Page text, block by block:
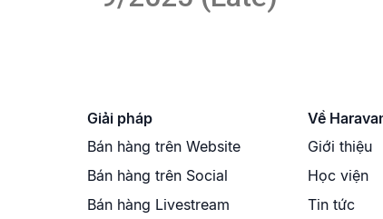
Giải pháp
Bán hàng trên Website
Bán hàng trên Social
Bán hàng Livestream
Về
Giới thiệu
Học viện
Tin tức